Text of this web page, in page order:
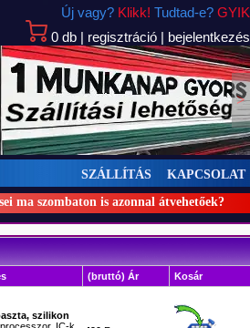
0 db | regisztráció | bejelentkezés
Új vagy? Klikk! Tudtad-e? GYIK
>
ma szombaton is azonnal átvehetőek?
SZÁLLÍTÁS KAPCSOLAT
(bruttó) Ár Kosár
szilikon